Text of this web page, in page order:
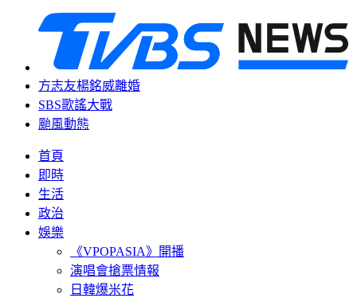
方志友楊銘威離婚
SBS歌謠大戰
颱風動態
首頁
即時
生活
政治
娛樂
《VPOPASIA》開播
演唱會搶票情報
日韓爆米花